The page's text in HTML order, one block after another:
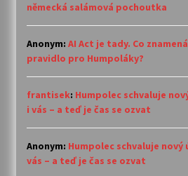
německá salámová pochoutka
Anonym: AI Act je tady. Co
pravidlo pro Humpoláky?
frantisek: Humpolec schvaluje
i vás – a teď je čas se ozvat
Anonym: Humpolec schvaluje nový
vás – a teď je čas se ozvat